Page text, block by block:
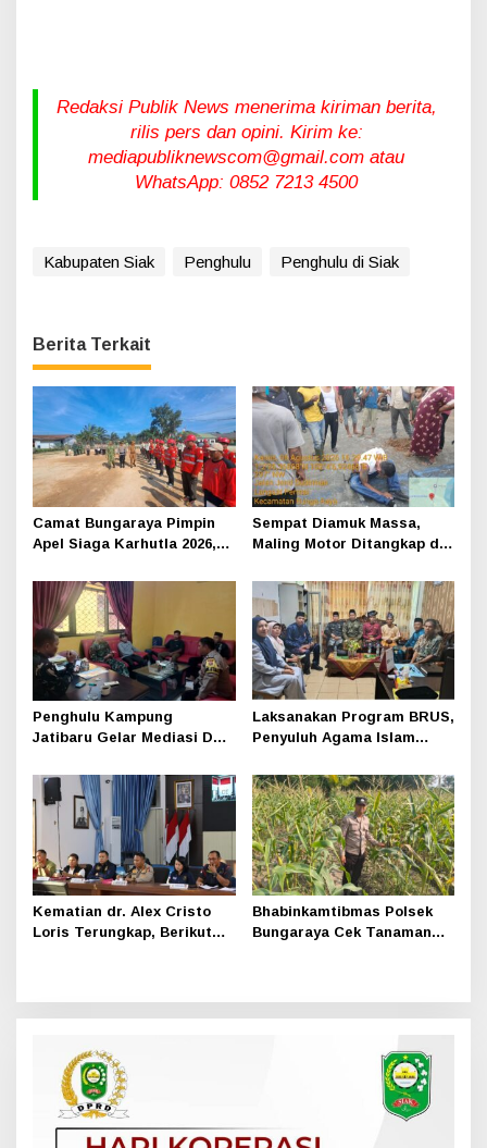
Redaksi Publik News menerima kiriman berita,
rilis pers dan opini. Kirim ke:
mediapubliknewscom@gmail.com atau
WhatsApp: 0852 7213 4500
Kabupaten Siak Penghulu Penghulu di Siak
Berita Terkait
Camat Bungaraya Pimpin
Apel Siaga Karhutla 2026,
Perusahaan dan
Masyarakat Dikuatkan
Sempat Diamuk Massa,
Maling Motor Ditangkap di
Penghulu Kampung
Jatibaru Gelar Mediasi Dua
Pihak Tak Hadir
Laksanakan Program BRUS,
Penyuluh Agama Islam
1
Kematian dr. Alex Cristo
Loris Terungkap, Berikut
Bhabinkamtibmas Polsek
Bungaraya Cek Tanaman